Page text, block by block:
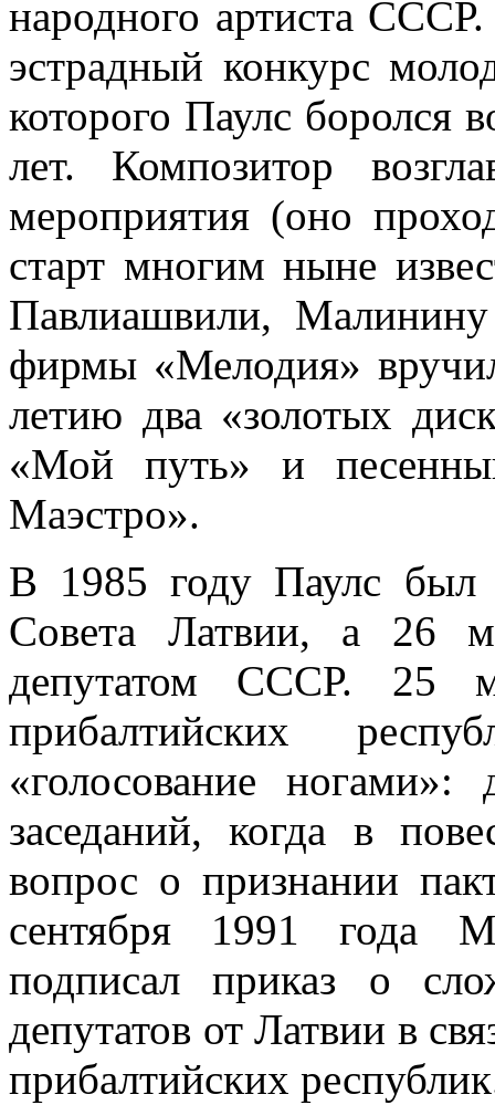
народного артиста
эстрадный конкурс
которого Паулс боролся
лет. Композитор
мероприятия (оно
старт многим ныне
Павлиашвили,
фирмы «Мелодия»
летию два «золотых
«Мой путь» и
Маэстро».
В 1985 году Паулс был
Совета Латвии, а 26
депутатом СССР. 25
прибалтийских
«голосование ногами»:
заседаний, когда в
вопрос о признании
сентября 1991 года
подписал приказ о
депутатов от Латвии в
прибалтийских